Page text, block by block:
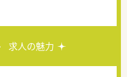
求人の魅力